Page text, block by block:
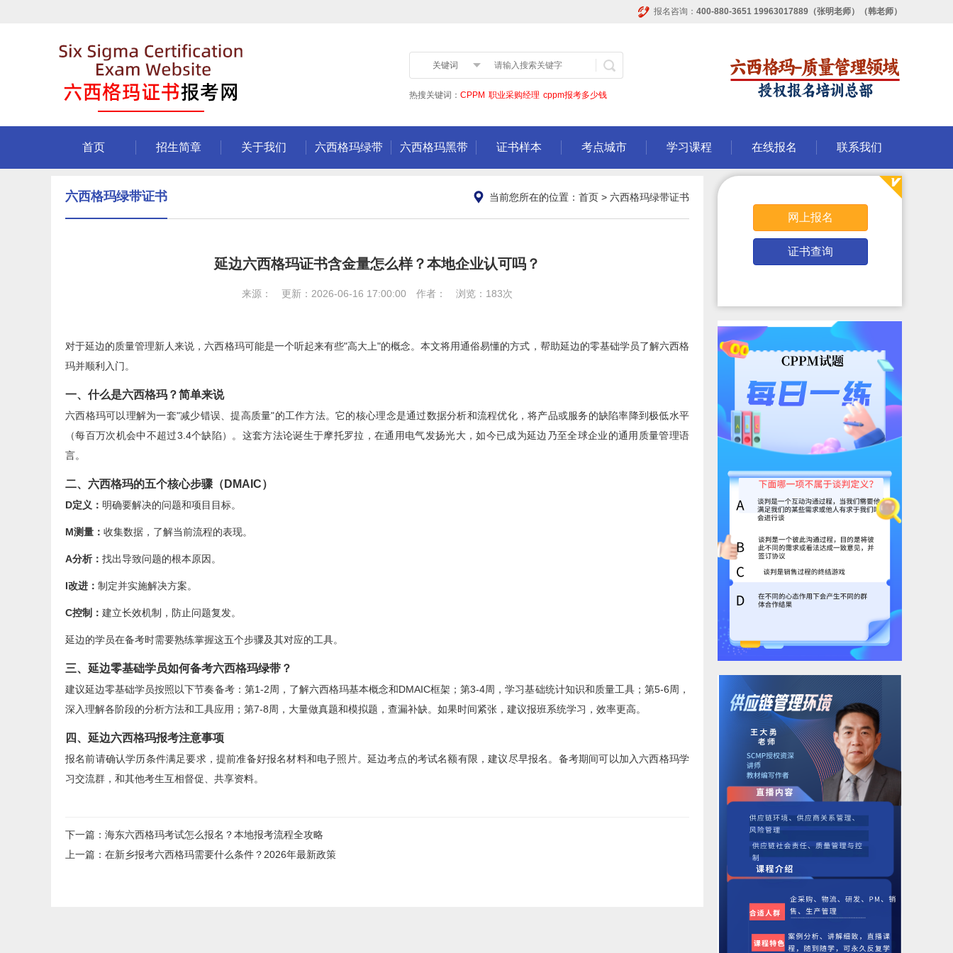
报名咨询： 400-880-3651 19963017889（张明老师）（韩老师）
关键词
热搜关键词： CPPM 职业采购经理 cppm报考多少钱
首页 招生简章 关于我们 六西格玛绿带 六西格玛黑带 证书样本 考点城市 学习课程 在线报名 联系我们
网上报名
证书查询
六西格玛绿带证书 当前您所在的位置： 首页 > 六西格玛绿带证书
延边六西格玛证书含金量怎么样？本地企业认可吗？
来源： 更新：2026-06-16 17:00:00 作者： 浏览：183次
对于延边的质量管理新人来说，六西格玛可能是一个听起来有些"高大上"的概念。本文将用通俗易懂的方式，帮助延边的零基础学员了解六西格
玛并顺利入门。
一、什么是六西格玛？简单来说
六西格玛可以理解为一套"减少错误、提高质量"的工作方法。它的核心理念是通过数据分析和流程优化，将产品或服务的缺陷率降到极低水平
（每百万次机会中不超过3.4个缺陷）。这套方法论诞生于摩托罗拉，在通用电气发扬光大，如今已成为延边乃至全球企业的通用质量管理语
言。
二、六西格玛的五个核心步骤（DMAIC）
D定义： 明确要解决的问题和项目目标。
M测量： 收集数据，了解当前流程的表现。
A分析： 找出导致问题的根本原因。
I改进： 制定并实施解决方案。
C控制： 建立长效机制，防止问题复发。
延边的学员在备考时需要熟练掌握这五个步骤及其对应的工具。
三、延边零基础学员如何备考六西格玛绿带？
建议延边零基础学员按照以下节奏备考：第1-2周，了解六西格玛基本概念和DMAIC框架；第3-4周，学习基础统计知识和质量工具；第5-6周，
深入理解各阶段的分析方法和工具应用；第7-8周，大量做真题和模拟题，查漏补缺。如果时间紧张，建议报班系统学习，效率更高。
四、延边六西格玛报考注意事项
报名前请确认学历条件满足要求，提前准备好报名材料和电子照片。延边考点的考试名额有限，建议尽早报名。备考期间可以加入六西格玛学
习交流群，和其他考生互相督促、共享资料。
下一篇 ： 海东六西格玛考试怎么报名？本地报考流程全攻略
上一篇 ： 在新乡报考六西格玛需要什么条件？2026年最新政策